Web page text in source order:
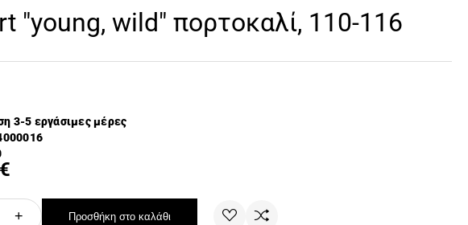
"young, wild" πορτοκαλί, 110-116
3-5 εργάσιμες μέρες
+ Προσθήκη στο καλάθι